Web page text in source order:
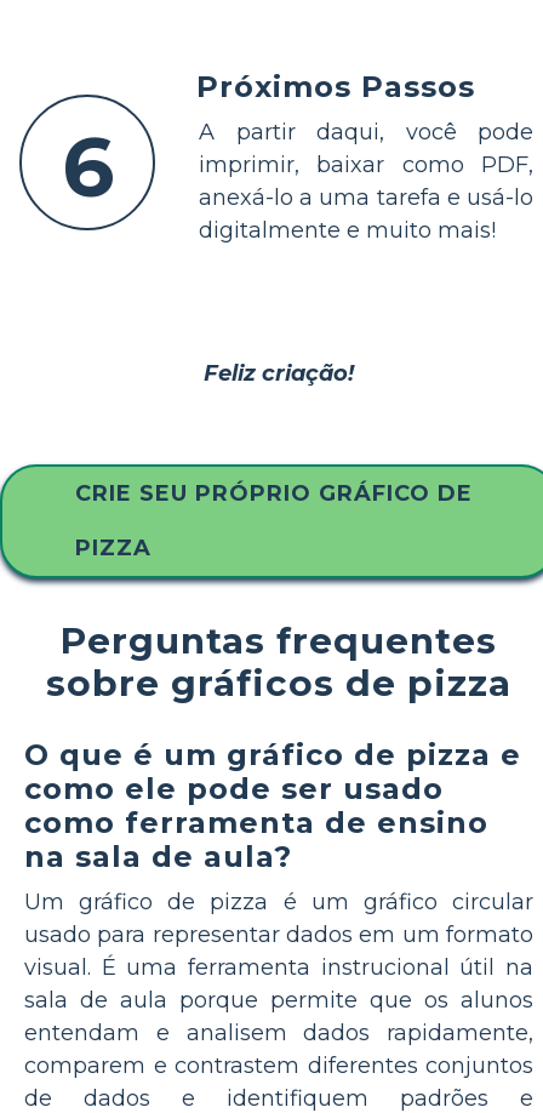
6
Próximos Passos
A partir daqui, você pode
imprimir, baixar como PDF,
anexá-lo a uma tarefa e usá-lo
digitalmente e muito mais!
Feliz criação!
CRIE SEU PRÓPRIO GRÁFICO DE
PIZZA
Perguntas frequentes
sobre gráficos de pizza
O que é um gráfico de pizza e
como ele pode ser usado
como ferramenta de ensino
na sala de aula?
Um gráfico de pizza é um gráfico circular
usado para representar dados em um formato
visual. É uma ferramenta instrucional útil na
sala de aula porque permite que os alunos
entendam e analisem dados rapidamente,
comparem e contrastem diferentes conjuntos
de dados e identifiquem padrões e